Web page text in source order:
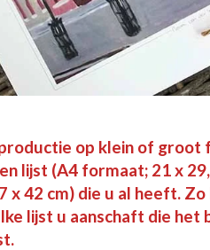
op klein of groot
lijst (A4 formaat; 21 x
x 42 cm) die u al heeft. Zo
lijst u aanschaft die het